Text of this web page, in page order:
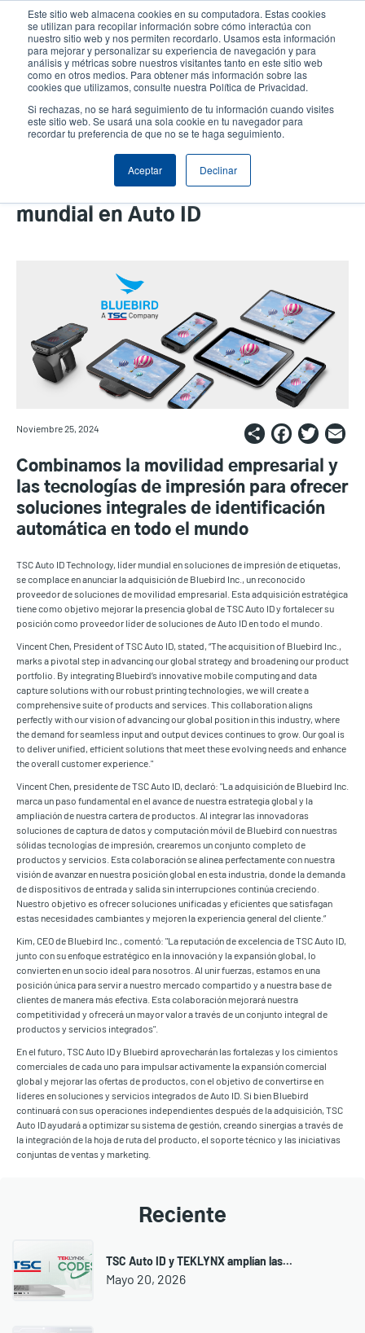
Este sitio web almacena cookies en su computadora. Estas cookies
se utilizan para recopilar información sobre cómo interactúa con
nuestro sitio web y nos permiten recordarlo. Usamos esta información
para mejorar y personalizar su experiencia de navegación y para
análisis y métricas sobre nuestros visitantes tanto en este sitio web
como en otros medios. Para obtener más información sobre las
cookies que utilizamos, consulte nuestra Política de Privacidad.
Si rechazas, no se hará seguimiento de tu información cuando visites
este sitio web. Se usará una sola cookie en tu navegador para
recordar tu preferencia de que no se te haga seguimiento.
Aceptar Declinar
contenido
principal
User
account
menu
User
Header
Selector de productos
TSC Auto ID adquiere Bluebird
Inc. reforzando el liderazgo
mundial en Auto ID
Noviembre 25, 2024 Share
Combinamos la movilidad empresarial y
las tecnologías de impresión para ofrecer
soluciones integrales de identificación
automática en todo el mundo
TSC Auto ID Technology, líder mundial en soluciones de impresión de etiquetas,
se complace en anunciar la adquisición de Bluebird Inc., un reconocido
proveedor de soluciones de movilidad empresarial. Esta adquisición estratégica
tiene como objetivo mejorar la presencia global de TSC Auto ID y fortalecer su
posición como proveedor líder de soluciones de Auto ID en todo el mundo.
Vincent Chen, President of TSC Auto ID, stated, “The acquisition of Bluebird Inc.,
marks a pivotal step in advancing our global strategy and broadening our product
portfolio. By integrating Bluebird’s innovative mobile computing and data
capture solutions with our robust printing technologies, we will create a
comprehensive suite of products and services. This collaboration aligns
perfectly with our vision of advancing our global position in this industry, where
the demand for seamless input and output devices continues to grow. Our goal is
to deliver unified, efficient solutions that meet these evolving needs and enhance
the overall customer experience."
Vincent Chen, presidente de TSC Auto ID, declaró: "La adquisición de Bluebird Inc.
marca un paso fundamental en el avance de nuestra estrategia global y la
ampliación de nuestra cartera de productos. Al integrar las innovadoras
soluciones de captura de datos y computación móvil de Bluebird con nuestras
sólidas tecnologías de impresión, crearemos un conjunto completo de
productos y servicios. Esta colaboración se alinea perfectamente con nuestra
visión de avanzar en nuestra posición global en esta industria, donde la demanda
de dispositivos de entrada y salida sin interrupciones continúa creciendo.
Nuestro objetivo es ofrecer soluciones unificadas y eficientes que satisfagan
estas necesidades cambiantes y mejoren la experiencia general del cliente.”
Kim, CEO de Bluebird Inc., comentó: "La reputación de excelencia de TSC Auto ID,
junto con su enfoque estratégico en la innovación y la expansión global, lo
convierten en un socio ideal para nosotros. Al unir fuerzas, estamos en una
posición única para servir a nuestro mercado compartido y a nuestra base de
clientes de manera más efectiva. Esta colaboración mejorará nuestra
competitividad y ofrecerá un mayor valor a través de un conjunto integral de
productos y servicios integrados".
En el futuro, TSC Auto ID y Bluebird aprovecharán las fortalezas y los cimientos
comerciales de cada uno para impulsar activamente la expansión comercial
global y mejorar las ofertas de productos, con el objetivo de convertirse en
líderes en soluciones y servicios integrados de Auto ID. Si bien Bluebird
continuará con sus operaciones independientes después de la adquisición, TSC
Auto ID ayudará a optimizar su sistema de gestión, creando sinergias a través de
la integración de la hoja de ruta del producto, el soporte técnico y las iniciativas
conjuntas de ventas y marketing.
Reciente
TSC Auto ID y TEKLYNX amplían las...
Mayo 20, 2026